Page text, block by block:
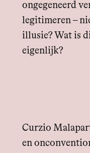
ongegeneerd
legitimeren –
illusie? Wat is
eigenlijk?
Curzio
en